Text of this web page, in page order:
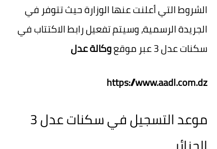
الشروط التي أعلنت عنها الوزارة حيث تتوفر في
الجريدة الرسمية، وسيتم تفعيل رابط الاكتتاب في
سكنات عدل 3 عبر موقع
وكالة عدل
https://www.aadl.com.dz
موعد التسجيل في سكنات عدل 3